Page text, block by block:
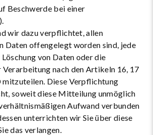
Beschwerde bei einer
wir dazu verpflichtet, allen
Daten offengelegt worden sind, jede
von Daten oder die
Verarbeitung nach den Artikeln 16, 17
mitzuteilen. Diese Verpflichtung
soweit diese Mitteilung unmöglich
Aufwand verbunden
unterrichten wir Sie über diese
das verlangen.